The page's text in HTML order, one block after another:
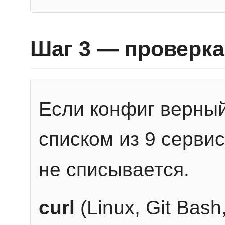
Шаг 3 — проверка
Если конфиг
списком из 9
не списывается.
curl (Linux, Git